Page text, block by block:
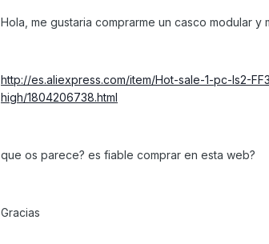
Hola, me gustaria comprarme un casco modular
http://es.aliexpress.com/item/Hot-sale-1-pc-ls2-
high/1804206738.html
que os parece? es fiable comprar en esta web?
Gracias